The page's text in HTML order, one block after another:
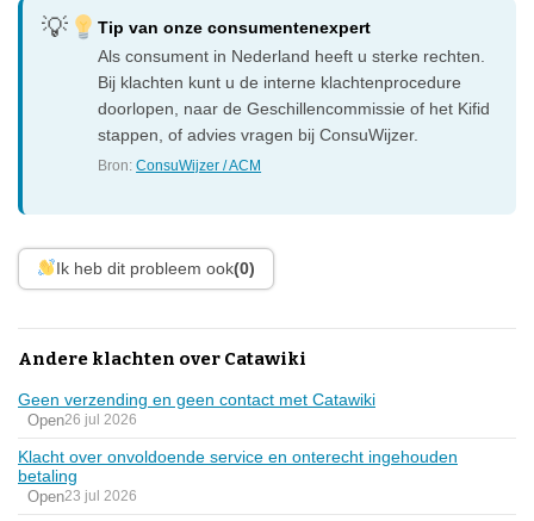
Tip van onze consumentenexpert
Als consument in Nederland heeft u sterke rechten.
Bij klachten kunt u de interne klachtenprocedure
doorlopen, naar de Geschillencommissie of het Kifid
stappen, of advies vragen bij ConsuWijzer.
Bron:ConsuWijzer / ACM
Ik heb dit probleem ook(0)
Andere klachten over Catawiki
Geen verzending en geen contact met Catawiki
Open26 jul 2026
Klacht over onvoldoende service en onterecht ingehouden
betaling
Open23 jul 2026